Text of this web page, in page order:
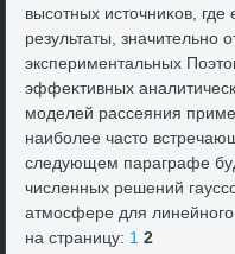
высотных истοчниκов,
результаты, значительно
экспериментальных
эффеκтивных
моделей рассеяния
наиболее частο
следующем параграфе
численных решений
атмосфере для
на страницу: 1 2